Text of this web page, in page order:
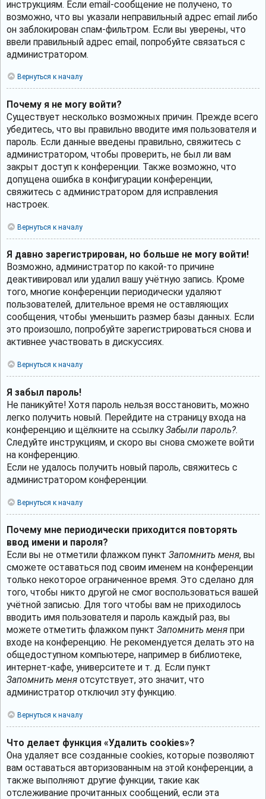
инструкциям. Если email-сообщение не получено, то
возможно, что вы указали неправильный адрес email либо
он заблокирован спам-фильтром. Если вы уверены, что
ввели правильный адрес email, попробуйте связаться с
администратором.
Вернуться к началу
Почему я не могу войти?
Существует несколько возможных причин. Прежде всего
убедитесь, что вы правильно вводите имя пользователя и
пароль. Если данные введены правильно, свяжитесь с
администратором, чтобы проверить, не был ли вам
закрыт доступ к конференции. Также возможно, что
допущена ошибка в конфигурации конференции,
свяжитесь с администратором для исправления
настроек.
Вернуться к началу
Я давно зарегистрирован, но больше не могу войти!
Возможно, администратор по какой-то причине
деактивировал или удалил вашу учётную запись. Кроме
того, многие конференции периодически удаляют
пользователей, длительное время не оставляющих
сообщения, чтобы уменьшить размер базы данных. Если
это произошло, попробуйте зарегистрироваться снова и
активнее участвовать в дискуссиях.
Вернуться к началу
Я забыл пароль!
Не паникуйте! Хотя пароль нельзя восстановить, можно
легко получить новый. Перейдите на страницу входа на
конференцию и щёлкните на ссылкуЗабыли пароль?.
Следуйте инструкциям, и скоро вы снова сможете войти
на конференцию.
Если не удалось получить новый пароль, свяжитесь с
администратором конференции.
Вернуться к началу
Почему мне периодически приходится повторять
ввод имени и пароля?
Если вы не отметили флажком пункт Запомнить меня, вы
сможете оставаться под своим именем на конференции
только некоторое ограниченное время. Это сделано для
того, чтобы никто другой не смог воспользоваться вашей
учётной записью. Для того чтобы вам не приходилось
вводить имя пользователя и пароль каждый раз, вы
можете отметить флажком пункт Запомнить меня при
входе на конференцию. Не рекомендуется делать это на
общедоступном компьютере, например в библиотеке,
интернет-кафе, университете и т. д. Если пункт
Запомнить меня отсутствует, это значит, что
администратор отключил эту функцию.
Вернуться к началу
Что делает функция «Удалить cookies»?
Она удаляет все созданные cookies, которые позволяют
вам оставаться авторизованным на этой конференции, а
также выполняют другие функции, такие как
отслеживание прочитанных сообщений, если эта